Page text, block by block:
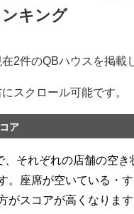
キング
2件のQBハウスを掲載
スクロール可能です。
ア
、それぞれの店舗の空き
。座席が空いている・
がスコアが高くなります